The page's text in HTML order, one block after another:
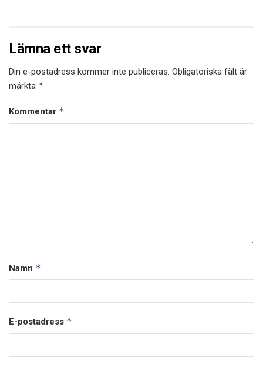
Lämna ett svar
Din e-postadress kommer inte publiceras. Obligatoriska fält är
märkta *
Kommentar *
Namn *
E-postadress *